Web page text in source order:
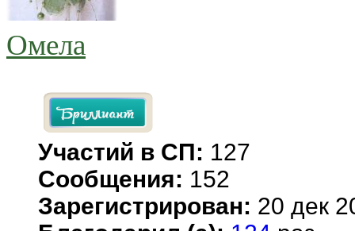
Омела
Участий в СП: 127
Сообщения: 152
Зарегистрирован: 20 дек